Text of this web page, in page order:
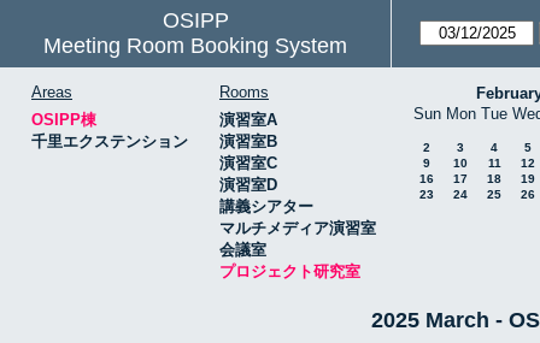
OSIPP
Meeting Room Booking System
Areas
OSIPP棟
千里エクステンション
Rooms
演習室A
演習室B
演習室C
演習室D
講義シアター
マルチメディア演習室
会議室
プロジェクト研究室
Sun Mon Tue
2 3 4
5
9
10 11
12
16
17 18
19
23
24 25 26
2025 March -